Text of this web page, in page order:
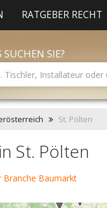
RATGEBER RECHT
SUCHEN SIE?
St. Pölten
St. Pölten
Branche Baumarkt